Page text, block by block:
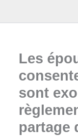
Les
sont
partage